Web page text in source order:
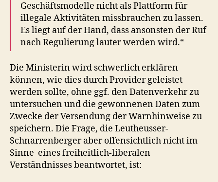
Geschäftsmodelle nicht als Plattform für
illegale Aktivitäten missbrauchen zu lassen.
Es liegt auf der Hand, dass ansonsten der Ruf
nach Regulierung lauter werden wird.“
Die Ministerin wird schwerlich erklären
können, wie dies durch Provider geleistet
werden sollte, ohne ggf. den Datenverkehr zu
untersuchen und die gewonnenen Daten zum
Zwecke der Versendung der Warnhinweise zu
speichern. Die Frage, die Leutheusser-
Schnarrenberger aber offensichtlich nicht im
Sinne eines freiheitlich-liberalen
Verständnisses beantwortet, ist: